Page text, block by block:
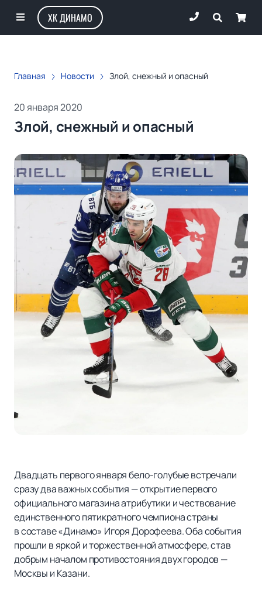
ХК ДИНАМО
Главная Новости Злой, снежный и опасный
20 января 2020
Злой, снежный и опасный
Двадцать первого января бело-голубые встречали
сразу два важных события — открытие первого
официального магазина атрибутики и чествование
единственного пятикратного чемпиона страны
в составе «Динамо» Игоря Дорофеева. Оба события
прошли в яркой и торжественной атмосфере, став
добрым началом противостояния двух городов —
Москвы и Казани.